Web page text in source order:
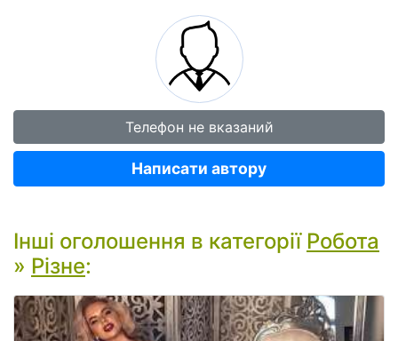
Телефон не вказаний
Написати автору
Інші оголошення в категорії Робота
» Різне: